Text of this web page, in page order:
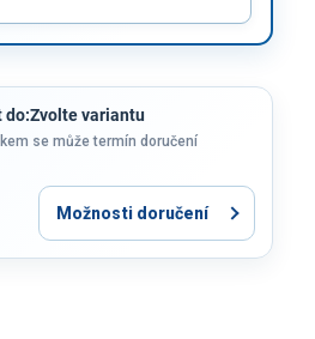
do:Zvolte variantu
se může termín doručení
Možnosti doručení